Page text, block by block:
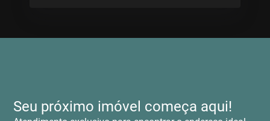
Seu próximo imóvel começa aqui!